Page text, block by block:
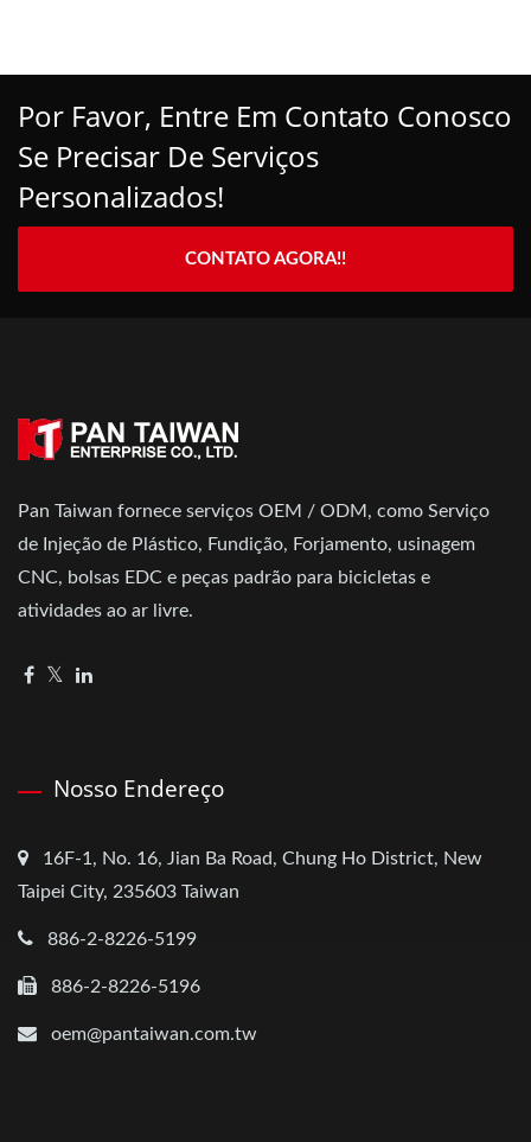
Por Favor, Entre Em Contato Conosco
Se Precisar De Serviços
Personalizados!
CONTATO AGORA!!
Pan Taiwan fornece serviços OEM / ODM, como Serviço
de Injeção de Plástico, Fundição, Forjamento, usinagem
CNC, bolsas EDC e peças padrão para bicicletas e
atividades ao ar livre.
Nosso Endereço
16F-1, No. 16, Jian Ba Road, Chung Ho District, New
Taipei City, 235603 Taiwan
886-2-8226-5199
886-2-8226-5196
oem@pantaiwan.com.tw